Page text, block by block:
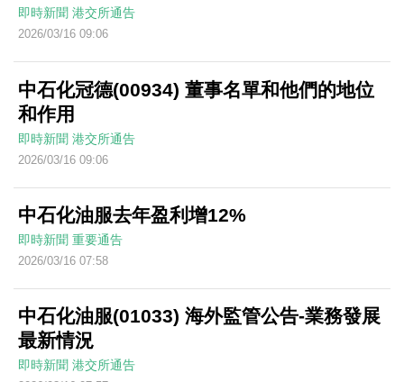
即時新聞 港交所通告
2026/03/16 09:06
中石化冠德(00934) 董事名單和他們的地位
和作用
即時新聞 港交所通告
2026/03/16 09:06
中石化油服去年盈利增12%
即時新聞 重要通告
2026/03/16 07:58
中石化油服(01033) 海外監管公告-業務發展
最新情況
即時新聞 港交所通告